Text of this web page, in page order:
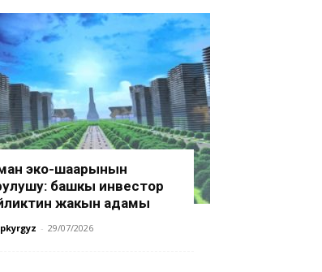
mobile.mp4?_=1
эко-шаарынын
башкы инвестор
жакын адамы
- 29/07/2026